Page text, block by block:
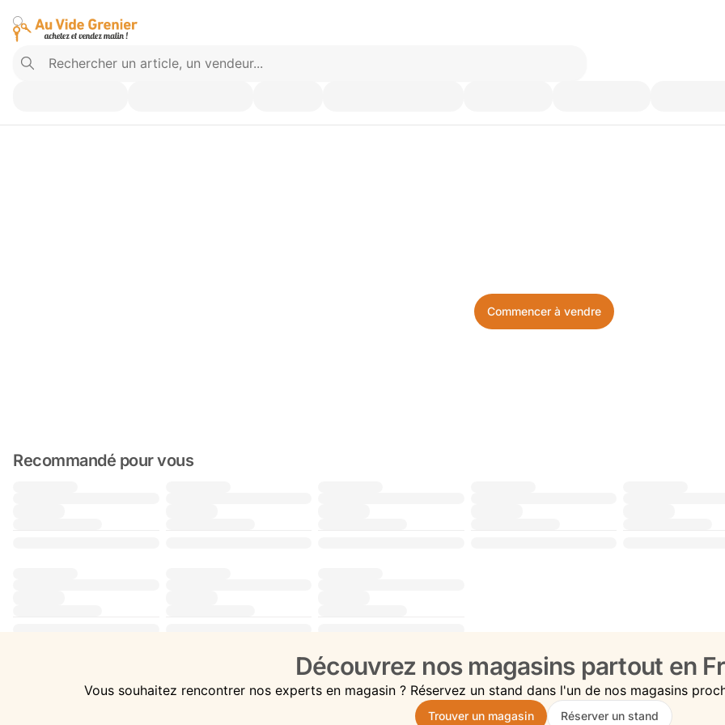
Commencer à vendre
Recommandé pour vous
Découvrez nos magasins partout en
Vous souhaitez rencontrer nos experts en magasin ? Réservez un stand dans l'un de nos magasins
Trouver un magasin Réserver un stand